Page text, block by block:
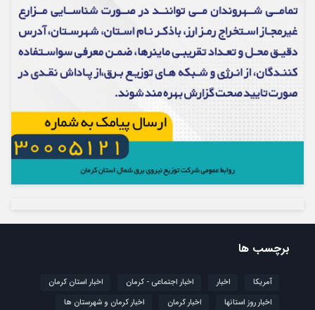
برچسب ها
آمریکا اخبار اخبار اجتماعی - کرمان
اخبار استان کرمان
اخبار روز استانها
اخبار کرمان
اخبار کرمان و شهرستان ها